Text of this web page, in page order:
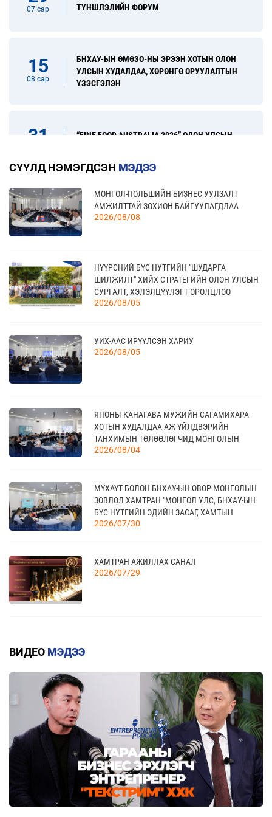
07 сар
ТҮНШЛЭЛИЙН ФОРУМ
15
08 сар
БНХАУ-ЫН ӨМӨЗО-НЫ ЭРЭЭН ХОТЫН ОЛОН
УЛСЫН ХУДАЛДАА, ХӨРӨНГӨ ОРУУЛАЛТЫН
ҮЗЭСГЭЛЭН
31
“FINE FOOD AUSTRALIA 2026” ОЛОН УЛСЫН
17
09 сар
“УЛААНБААТАР ТҮНШЛЭЛ 2026” ХҮНСНИЙ
САЛБАРЫН ОЛОН УЛСЫН ҮЗЭСГЭЛЭН
20
09 сар
КАНАД УЛС - ТОРОНТО ХОТЫН БИЗНЕС АЯЛАЛ
21
10 сар
TEX+ VISION KOREA
04
11 сар
ҮЗЭСГЭЛЭН
11 сар
АХУЙН САЛБАРЫН ҮЗЭСГЭЛЭН
СҮҮЛД НЭМЭГДСЭН МЭДЭЭ
МОНГОЛ-ПОЛЬШИЙН БИЗНЕС УУЛЗАЛТ
АМЖИЛТТАЙ ЗОХИОН БАЙГУУЛАГДЛАА
2026/08/08
НҮҮРСНИЙ БҮС НУТГИЙН "ШУДАРГА
ШИЛЖИЛТ" ХИЙХ СТРАТЕГИЙН ОЛОН УЛСЫН
СУРГАЛТ, ХЭЛЭЛЦҮҮЛЭГТ ОРОЛЦЛОО
2026/08/05
УИХ-ААС ИРҮҮЛСЭН ХАРИУ
2026/08/05
ЯПОНЫ КАНАГАВА МУЖИЙН САГАМИХАРА
ХОТЫН ХУДАЛДАА АЖ ҮЙЛДВЭРИЙН
ТАНХИМЫН ТӨЛӨӨЛӨГЧИД МОНГОЛЫН
ҮНДЭСНИЙ ХУДАЛДАА АЖ ҮЙЛДВЭРИЙН
2026/08/04
МҮХАҮТ БОЛОН БНХАУ-ЫН ӨВӨР МОНГОЛЫН
ЗӨВЛӨЛ ХАМТРАН "МОНГОЛ УЛС, БНХАУ-ЫН
БҮС НУТГИЙН ЭДИЙН ЗАСАГ, ХАМТЫН
АЖИЛЛАГААНЫ УУЛЗАЛТ"-ЫГ ЗОХИОН
2026/07/30
ХАМТРАН АЖИЛЛАХ САНАЛ
2026/07/29
КВОТТОЙ БОЛОН БУУРУУЛСАН ТАРИФТАЙ
БАРААНЫ ЖАГСААЛТ
2026/07/20
ЕАЭЗХ, ТҮҮНИЙ ГИШҮҮН ОРНУУДААС МОНГОЛ
УЛС РУУ ХӨНГӨЛТТЭЙ ТАРИФААР
ИМПОРТЛОХ 367 БАРААНЫ ЖАГСААЛТ
ВИДЕО МЭДЭЭ